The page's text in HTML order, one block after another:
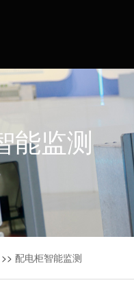
能监测
>> 配电柜智能监测